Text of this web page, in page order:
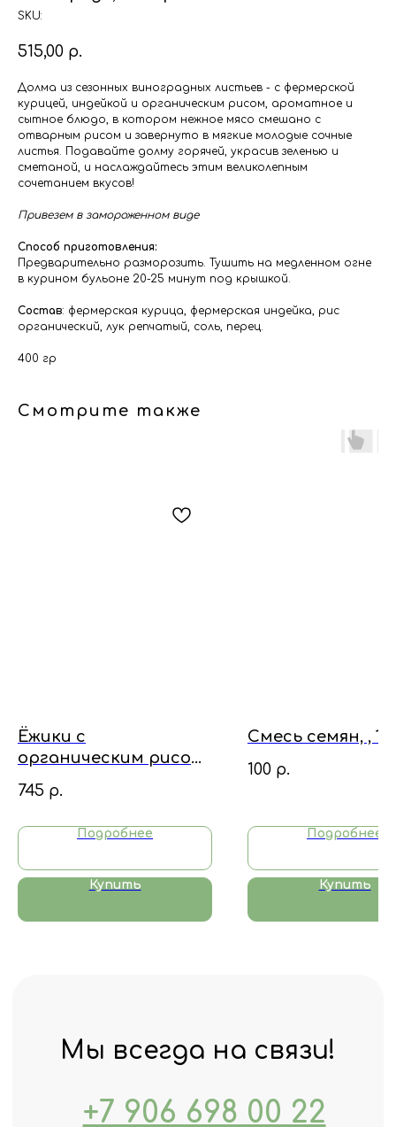
SKU:
515,00 р.
Долма из сезонных виноградных листьев - с фермерской
курицей, индейкой и органическим рисом, ароматное и
сытное блюдо, в котором нежное мясо смешано с
отварным рисом и завернуто в мягкие молодые сочные
листья. Подавайте долму горячей, украсив зеленью и
сметаной, и наслаждайтесь этим великолепным
сочетанием вкусов!
Привезем в замороженном виде
Способ приготовления:
Предварительно разморозить. Тушить на медленном огне
в курином бульоне 20-25 минут под крышкой.
Состав: фермерская курица, фермерская индейка, рис
органический, лук репчатый, соль, перец.
400 гр
Смотрите также
Ёжики с
органическим рисом
говядиной и курицей
745 р.
Подробнее
Купить
Смесь семян, ,
100 р.
Подробнее
Купить
Ответим на ваши
вопросы
Оставьте ваш номер
телефона, и мы свяжемся с вами